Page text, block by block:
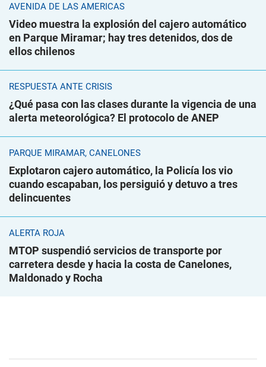
AVENIDA DE LAS AMÉRICAS
Video muestra la explosión del cajero automático
en Parque Miramar; hay tres detenidos, dos de
ellos chilenos
RESPUESTA ANTE CRISIS
¿Qué pasa con las clases durante la vigencia de una
alerta meteorológica? El protocolo de ANEP
PARQUE MIRAMAR, CANELONES
Explotaron cajero automático, la Policía los vio
cuando escapaban, los persiguió y detuvo a tres
delincuentes
ALERTA ROJA
MTOP suspendió servicios de transporte por
carretera desde y hacia la costa de Canelones,
Maldonado y Rocha